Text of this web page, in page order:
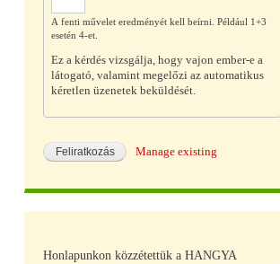
A fenti művelet eredményét kell beírni. Például 1+3
esetén 4-et.
Ez a kérdés vizsgálja, hogy vajon ember-e a
látogató, valamint megelőzi az automatikus
kéretlen üzenetek beküldését.
Manage existing
Honlapunkon közzétettük a HANGYA